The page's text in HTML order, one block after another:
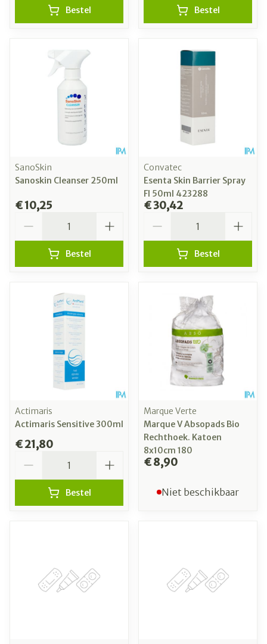
Bestel Bestel
SanoSkin
Sanoskin Cleanser 250ml
€ 10,25
Bestel
Convatec
Esenta Skin Barrier Spray
Fl 50ml 423288
€ 30,42
Bestel
Actimaris
Actimaris Sensitive 300ml
€ 21,80
Bestel
Marque Verte
Marque V Absopads Bio
Rechthoek. Katoen
8x10cm 180
€ 8,90
Niet beschikbaar